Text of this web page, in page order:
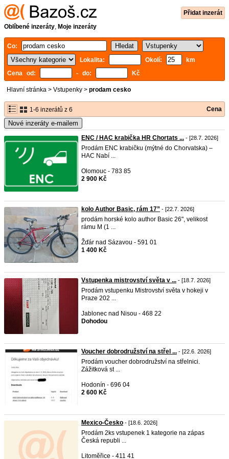
Přidat inzerát
Oblíbené inzeráty, Moje inzeráty
Co:
Lokalita:
Okolí:
km
Cena od:
- do: Kč
Hlavní stránka > Vstupenky > prodam cesko
1-6 inzerátů z 6 Cena
Nové inzeráty e-mailem
ENC / HAC krabička HR Chortats ... - [28.7. 2026]
Prodám ENC krabičku (mýtné do Chorvatska) –
HAC Nabí ...
Olomouc - 783 85
2 900 Kč
kolo Author Basic, rám 17” - [22.7. 2026]
prodám horské kolo author Basic 26", velikost
rámu M (1 ...
Žďár nad Sázavou - 591 01
1 400 Kč
Vstupenka mistrovství světa v ... - [18.7. 2026]
Prodám vstupenku Mistrovství světa v hokeji v
Praze 202 ...
Jablonec nad Nisou - 468 22
Dohodou
Voucher dobrodružství na střel ... - [22.6. 2026]
Prodám voucher dobrodružství na střelnici.
Zážitková st ...
Hodonín - 696 04
2 600 Kč
Mexico-Česko - [18.6. 2026]
Prodám 2ks vstupenek 1 kategorie na zápas
Česká republi ...
Litoměřice - 411 41